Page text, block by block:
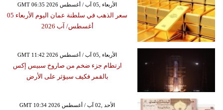
GMT 06:35 2026 الأربعاء ,05 آب / أغسطس
سعر الذهب في سلطنة عمان اليوم الأربعاء 05
أغسطس/ آب 2026
GMT 11:42 2026 الأربعاء ,05 آب / أغسطس
ارتطام جزء ضخم من صاروخ سبيس إكس
بالقمر فكيف سيؤثر على الأرض
GMT 10:34 2026 الأحد ,02 آب / أغسطس